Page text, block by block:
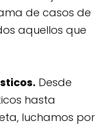
de casos de
aquellos que
Desde
hasta
luchamos por